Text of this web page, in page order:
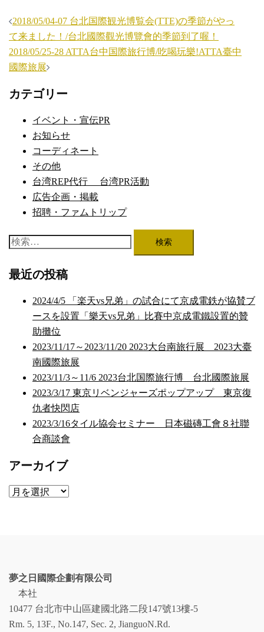
投
稿
ナ
ビ
ゲ
ー
2018/05/04-07 台北国際観光博覧会(TTE)の季節がやっ
て来ました！/台北國際觀光博覽會的季節到了喔！
2018/05/25-28 ATTA台中国際旅行博/吃喝玩樂!ATTA臺中
國際旅展
カテゴリー
イベント・宣伝PR
お知らせ
コーディネート
その他
台湾REP代行 台湾PR活動
広告企画・掲載
招聘・ファムトリップ
検
最近の投稿
2024/4/5 「楽天vs兄弟」の試合にて京成電鉄が協賛ブ
ースを設置「樂天vs兄弟」比賽中京成電鐵設置的贊
助攤位
2023/11/17～2023/11/20 2023大台南旅行展 2023大臺
南國際旅展
2023/11/3～11/6 2023台北国際旅行博 台北國際旅展
2023/3/17 東京リベンジャーズポップアップ 東京復
仇者快閃店
2023/3/16タイル協会セミナー 日本磁磚工會８社聯
合商談會
アーカイブ
ア
夢之日國際企劃有限公司
本社
10477 台北市中山區建國北路二段147號13樓-5
Rm. 5, 13F., No.147, Sec. 2, JianguoN.Rd.